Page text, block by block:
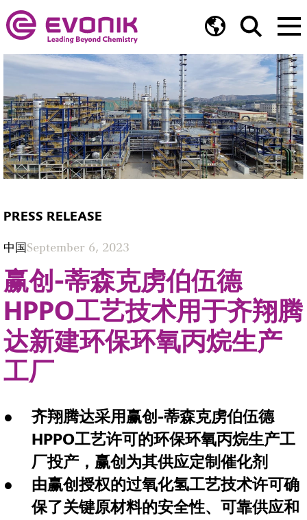
PRESS RELEASE
中国September 6, 2023
赢创-蒂森克虏伯伍德
HPPO工艺技术用于齐翔腾
达新建环保环氧丙烷生产
工厂
齐翔腾达采用赢创-蒂森克虏伯伍德
HPPO工艺许可的环保环氧丙烷生产工
厂投产，赢创为其供应定制催化剂
由赢创授权的过氧化氢工艺技术许可确
保了关键原材料的安全性、可靠供应和